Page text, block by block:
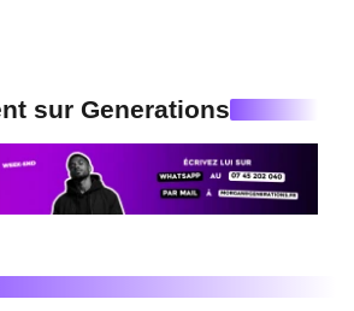
sur Generations